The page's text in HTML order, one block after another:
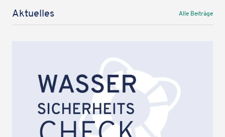
Aktu­el­les Alle Beiträge